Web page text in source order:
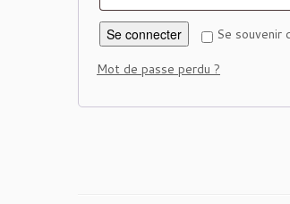
Se souvenir
Se connecter
Mot de passe perdu ?